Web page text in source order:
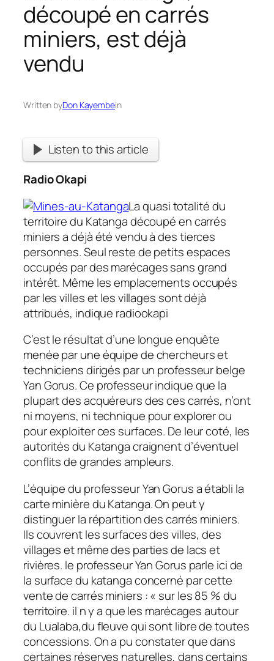
découpé en carrés
miniers, est déjà
vendu
Written byDon Kayembein
Listen to this article
Radio Okapi
La quasi totalité du
territoire du Katanga découpé en carrés
miniers a déjà été vendu à des tierces
personnes. Seul reste de petits espaces
occupés par des marécages sans grand
intérêt. Même les emplacements occupés
par les villes et les villages sont déjà
attribués, indique radiookapi
C’est le résultat d’une longue enquête
menée par une équipe de chercheurs et
techniciens dirigés par un professeur belge
Yan Gorus. Ce professeur indique que la
plupart des acquéreurs des ces carrés, n’ont
ni moyens, ni technique pour explorer ou
pour exploiter ces surfaces. De leur coté, les
autorités du Katanga craignent d’éventuel
conflits de grandes ampleurs.
L’équipe du professeur Yan Gorus a établi la
carte minière du Katanga. On peut y
distinguer la répartition des carrés miniers.
Ils couvrent les surfaces des villes, des
villages et même des parties de lacs et
rivières. le professeur Yan Gorus parle ici de
la surface du katanga concerné par cette
vente de carrés miniers : « sur les 85 % du
territoire. il n y a que les marécages autour
du Lualaba,du fleuve qui sont libre de toutes
concessions. On a pu constater que dans
certaines réserves naturelles, dans certains